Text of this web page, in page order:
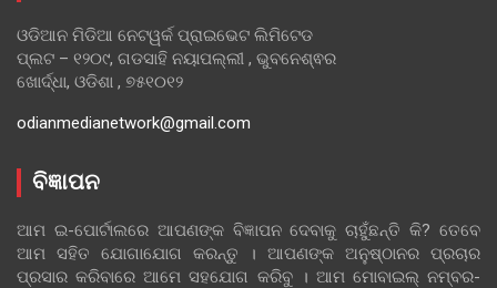
ଓଡିଆନ ମିଡିଆ ନେଟୱର୍କ ପ୍ରାଇଭେଟ ଲିମିଟେଡ
ପ୍ଲଟ – ୧୨୦୯, ଗଡସାହି ନୟାପଲ୍ଲୀ , ଭୁବନେଶ୍ଵର
ଖୋର୍ଦ୍ଧା, ଓଡିଶା , ୭୫୧୦୧୨
odianmedianetwork@gmail.com
ବିଜ୍ଞାପନ
ଆମ ଇ-ପୋର୍ଟାଲରେ ଆପଣଙ୍କ ବିଜ୍ଞାପନ ଦେବାକୁ ଚାହୁଁଛନ୍ତି କି? ତେବେ
ଆମ ସହିତ ଯୋଗାଯୋଗ କରନ୍ତୁ । ଆପଣଙ୍କ ଅନୁଷ୍ଠାନର ପ୍ରଚାର
ପ୍ରସାର କରିବାରେ ଆମେ ସହଯୋଗ କରିବୁ । ଆମ ମୋବାଇଲ୍ ନମ୍ବର-